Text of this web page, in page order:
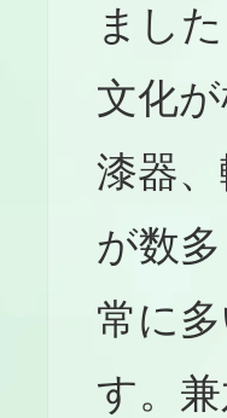
まし
文化
漆器
が数
常に
す。